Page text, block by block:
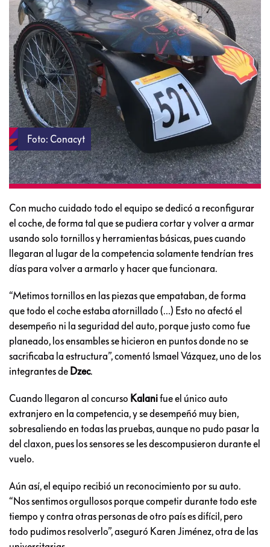
Foto: Conacyt
Con mucho cuidado todo el equipo se dedicó a reconfigurar
el coche, de forma tal que se pudiera cortar y volver a armar
usando solo tornillos y herramientas básicas, pues cuando
llegaran al lugar de la competencia solamente tendrían tres
días para volver a armarlo y hacer que funcionara.
“Metimos tornillos en las piezas que empataban, de forma
que todo el coche estaba atornillado (…) Esto no afectó el
desempeño ni la seguridad del auto, porque justo como fue
planeado, los ensambles se hicieron en puntos donde no se
sacrificaba la estructura”, comentó Ismael Vázquez, uno de los
integrantes de Dzec.
Cuando llegaron al concurso Kalanifue el único auto
extranjero en la competencia, y se desempeñó muy bien,
sobresaliendo en todas las pruebas, aunque no pudo pasar la
del claxon, pues los sensores se les descompusieron durante el
vuelo.
Aún así, el equipo recibió un reconocimiento por su auto.
“Nos sentimos orgullosos porque competir durante todo este
tiempo y contra otras personas de otro país es difícil, pero
todo pudimos resolverlo”, aseguró Karen Jiménez, otra de las